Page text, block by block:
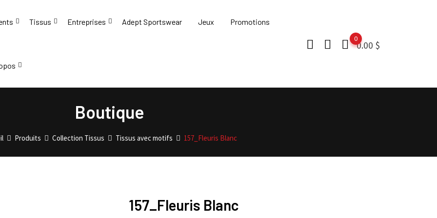
Tissus Entreprises Adept Sportswear Jeux Promotions
0.00 $
0
Boutique
Produits Collection Tissus Tissus avec motifs 157_Fleuris Blanc
157_Fleuris Blanc